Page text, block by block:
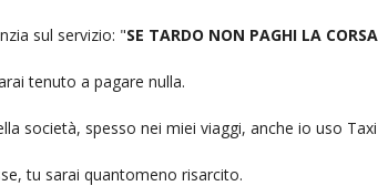
sul servizio: "SE TARDO NON PAGHI LA CORSA
tenuto a pagare nulla.
società, spesso nei miei viaggi, anche io uso
tu sarai quantomeno risarcito.